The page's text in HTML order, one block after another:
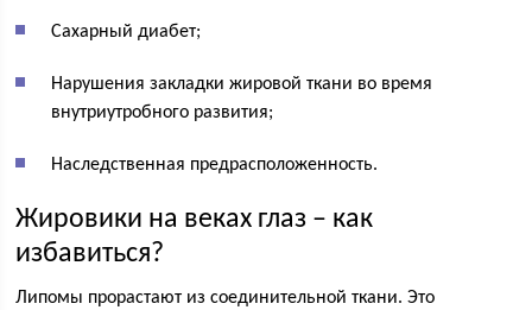
Сахарный диабет;
Нарушения закладки жировой ткани во время
внутриутробного развития;
Наследственная предрасположенность.
Жировики на веках глаз – как
избавиться?
Липомы прорастают из соединительной ткани. Это